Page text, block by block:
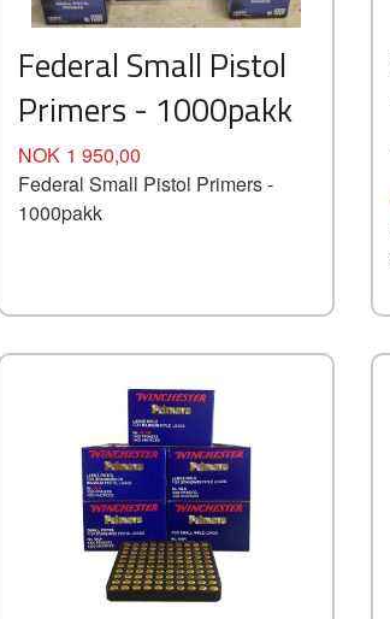
Federal Small Pistol
Primers - 1000pakk
Pris
NOK 1 950,00
Federal Small Pistol Primers -
1000pakk